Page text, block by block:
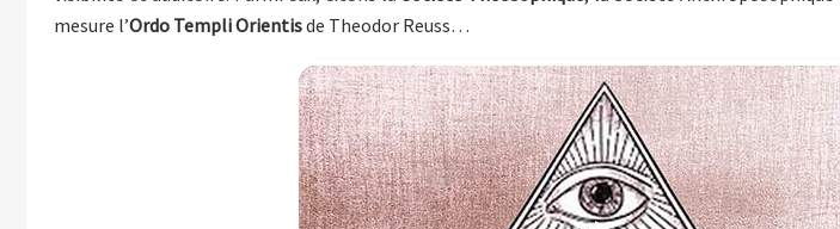
mesure l’Ordo Templi Orientisde Theodor Reuss…